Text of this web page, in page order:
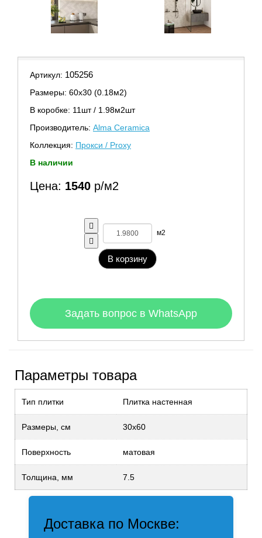
Артикул: 105256
Размеры: 60х30 (0.18м2)
В коробке: 11шт / 1.98м2шт
Производитель: Alma Ceramica
Коллекция: Прокси / Proxy
В наличии
Цена: 1540 р/м2
м2
В корзину
Задать вопрос в WhatsApp
Параметры товара
Тип плитки Плитка настенная
Размеры, см 30x60
Поверхность матовая
Толщина, мм 7.5
Доставка по Москве: